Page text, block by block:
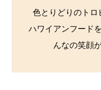
色とりどりのトロ
ハワイアンフード
んなの笑顔